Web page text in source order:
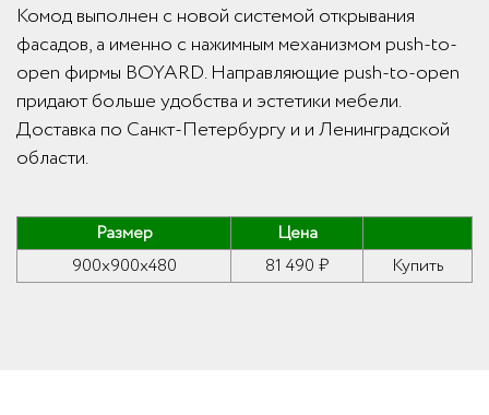
Комод выполнен с новой системой открывания
фасадов, а именно с нажимным механизмом push-to-
open фирмы BOYARD. Направляющие push-to-open
придают больше удобства и эстетики мебели.
Доставка по Санкт-Петербургу и и Ленинградской
области.
Размер
Цена
900x900x480
81 490 ₽ Купить